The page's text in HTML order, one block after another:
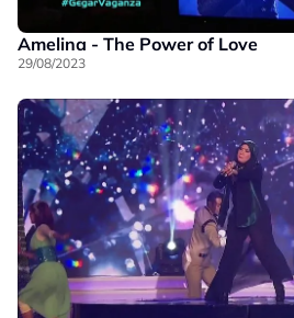
Amelina - The Power of Love
29/08/2023